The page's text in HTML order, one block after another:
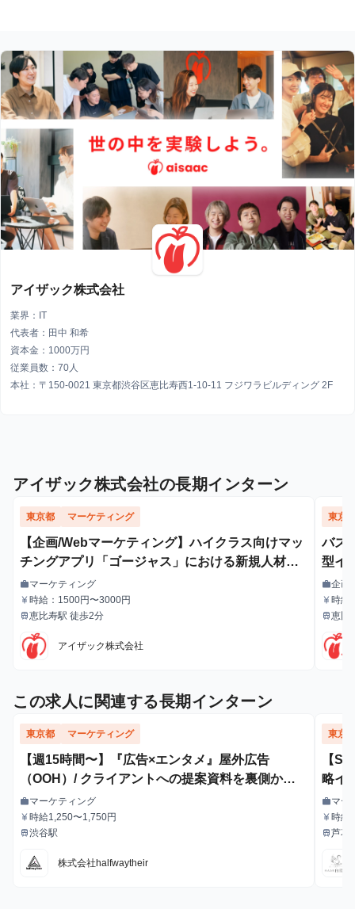
アイザック株式会社
業界：IT
代表者：田中 和希
資本金：1000万円
従業員数：70人
本社：〒150-0021 東京都渋谷区恵比寿西1-10-11 フジワラビルディング 2F
アイザック株式会社の長期インターン
東京都 マーケティング
【企画/Webマーケティング】ハイクラス向けマッ
チングアプリ「ゴージャス」における新規人材獲
得のためのWebマーケティング
職種
workマーケティング
給与
currency_yen時給：1500円〜3000円
最寄駅
train恵比寿駅 徒歩2分
アイザック株式会社
東京
バズ
型イ
職種
work企画
給与
currency_yen時給
最寄駅
train恵比
この求人に関連する長期インターン
東京都 マーケティング
【週15時間〜】『広告×エンタメ』屋外広告
（OOH）/ クライアントへの提案資料を裏側から
支えるインターン！
職種
workマーケティング
給与
currency_yen時給1,250〜1,750円
最寄駅
train渋谷駅
株式会社halfwaytheir
東京
【
略イ
職種
workマー
給与
currency_yen時給
給・
最寄駅
train芦花